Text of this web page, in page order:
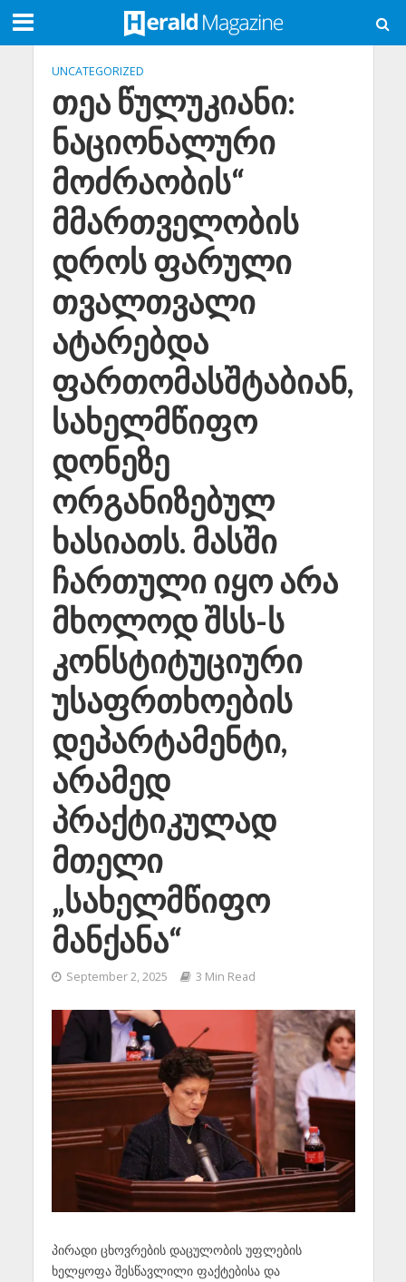
UNCATEGORIZED
თეა წულუკიანი:
ნაციონალური
მოძრაობის“
მმართველობის
დროს ფარული
თვალთვალი
ატარებდა
ფართომასშტაბიან,
სახელმწიფო
დონეზე
ორგანიზებულ
ხასიათს. მასში
ჩართული იყო არა
მხოლოდ შსს-ს
კონსტიტუციური
უსაფრთხოების
დეპარტამენტი,
არამედ
პრაქტიკულად
მთელი
„სახელმწიფო
მანქანა“
September 2, 2025 3 Min Read
პირადი ცხოვრების დაცულობის უფლების
ხელყოფა შესწავლილი ფაქტებისა და